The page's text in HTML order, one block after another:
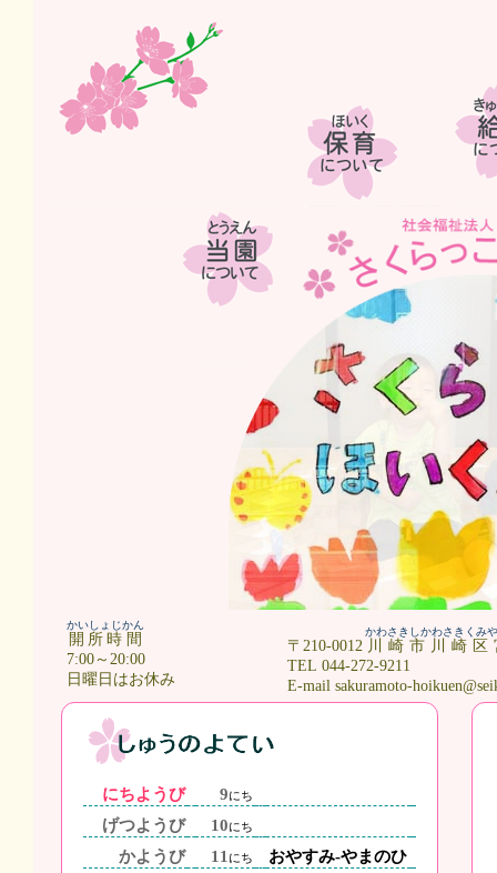
開所時間
かいしょじかん
7:00～20:00
日曜日はお休み
〒210-0012 川崎市川崎区
かわさきしかわさきくみ
TEL 044-272-9211
E-mail sakuramoto-
にちようび 9にち
げつようび 10にち
かようび 11 にち
おやすみ-やまのひ